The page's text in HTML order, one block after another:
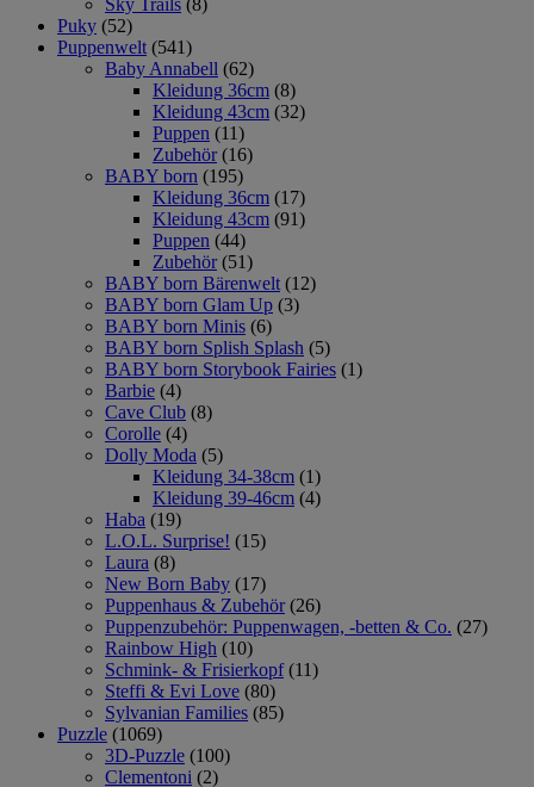
Sky Trails (8)
Puky (52)
Puppenwelt (541)
Baby Annabell (62)
Kleidung 36cm (8)
Kleidung 43cm (32)
Puppen (11)
Zubehör (16)
BABY born (195)
Kleidung 36cm (17)
Kleidung 43cm (91)
Puppen (44)
Zubehör (51)
BABY born Bärenwelt (12)
BABY born Glam Up (3)
BABY born Minis (6)
BABY born Splish Splash (5)
BABY born Storybook Fairies (1)
Barbie (4)
Cave Club (8)
Corolle (4)
Dolly Moda (5)
Kleidung 34-38cm (1)
Kleidung 39-46cm (4)
Haba (19)
L.O.L. Surprise! (15)
Laura (8)
New Born Baby (17)
Puppenhaus & Zubehör (26)
Puppenzubehör: Puppenwagen, -betten & Co. (27)
Rainbow High (10)
Schmink- & Frisierkopf (11)
Steffi & Evi Love (80)
Sylvanian Families (85)
Puzzle (1069)
3D-Puzzle (100)
Clementoni (2)